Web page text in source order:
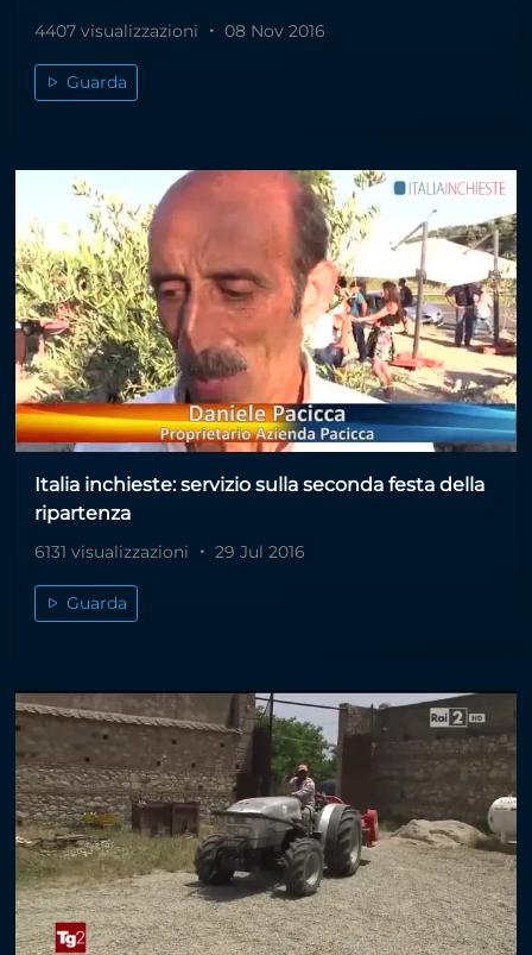
4407 visualizzazioni 08 Nov 2016
Guarda
Italia inchieste: servizio sulla seconda festa della
ripartenza
6131 visualizzazioni 29 Jul 2016
Guarda